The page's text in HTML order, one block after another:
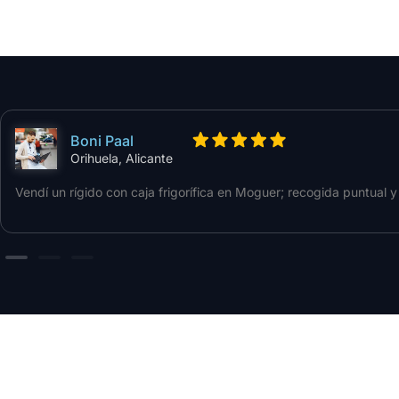
Boni Paal
Orihuela, Alicante
Vendí un rígido con caja frigorífica en Moguer; recogida puntual